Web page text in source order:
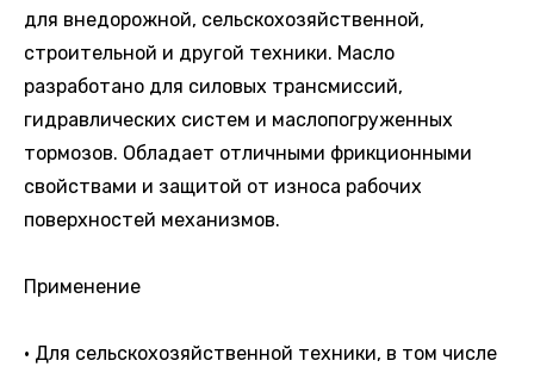
для внедорожной, сельскохозяйственной,
строительной и другой техники. Масло
разработано для силовых трансмиссий,
гидравлических систем и маслопогруженных
тормозов. Обладает отличными фрикционными
свойствами и защитой от износа рабочих
поверхностей механизмов.
Применение
• Для сельскохозяйственной техники, в том числе